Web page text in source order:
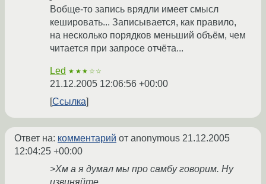
Вобще-то запись врядли имеет смысл
кешировать... Записывается, как правило,
на несколько порядков меньший объём, чем
читается при запросе отчёта...
Led ★★★☆☆
21.12.2005 12:06:56 +00:00
Ссылка
Ответ на: комментарий от anonymous 21.12.2005
12:04:25 +00:00
>Хм а я думал мы про самбу говорим. Ну